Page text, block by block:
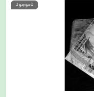
ناموجود